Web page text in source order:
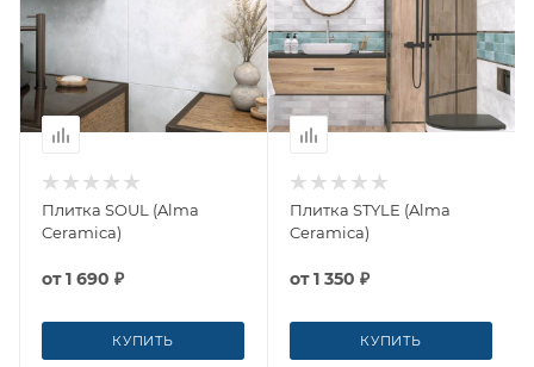
Плитка SOUL (Alma
Ceramica)
от1 690 ₽
КУПИТЬ
Плитка STYLE (Alma
Ceramica)
от1 350 ₽
КУПИТЬ